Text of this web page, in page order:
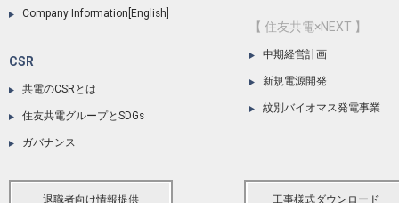
Company Information[English]
CSR
共電のCSRとは
住友共電グループとSDGs
ガバナンス
退職者向け情報提供 工事様式ダウンロード
【 住友共電×NEXT 】
中期経営計画
新規電源開発
紋別バイオマス発電事業